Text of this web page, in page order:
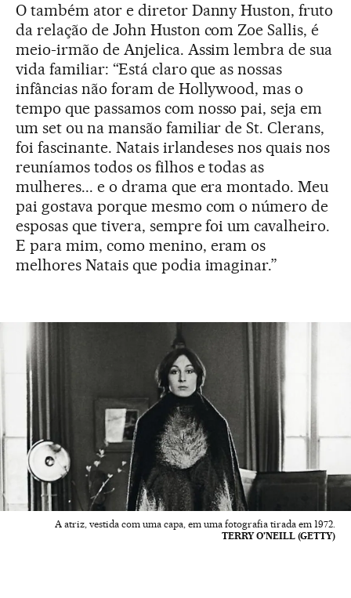
O também ator e diretor Danny Huston, fruto
da relação de John Huston com Zoe Sallis, é
meio-irmão de Anjelica. Assim lembra de sua
vida familiar: “Está claro que as nossas
infâncias não foram de Hollywood, mas o
tempo que passamos com nosso pai, seja em
um set ou na mansão familiar de St. Clerans,
foi fascinante. Natais irlandeses nos quais nos
reuníamos todos os filhos e todas as
mulheres... e o drama que era montado. Meu
pai gostava porque mesmo com o número de
esposas que tivera, sempre foi um cavalheiro.
E para mim, como menino, eram os
melhores Natais que podia imaginar.”
A atriz, vestida com uma capa, em uma fotografia tirada em 1972.
TERRY O'NEILL (GETTY)